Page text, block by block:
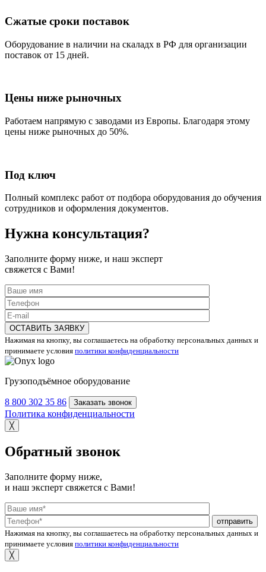
Сжатые сроки поставок
Оборудование в наличии на скаладх в РФ для организации
поставок от 15 дней.
Цены ниже рыночных
Работаем напрямую с заводами из Европы. Благодаря этому
цены ниже рыночных до 50%.
Под ключ
Полный комплекс работ от подбора оборудования до обучения
сотрудников и оформления документов.
Нужна консультация?
Заполните форму ниже, и наш эксперт
свяжется с Вами!
ОСТАВИТЬ ЗАЯВКУ
Нажимая на кнопку, вы соглашаетесь на обработку персональных данных и
принимаете условия политики конфиденциальности
Грузоподъёмное оборудование
8 800 302 35 86 Заказать звонок
Политика конфиденциальности
╳
Обратный звонок
Заполните форму ниже,
и наш эксперт свяжется с Вами!
отправить
Нажимая на кнопку, вы соглашаетесь на обработку персональных данных и
принимаете условия политики конфиденциальности
╳